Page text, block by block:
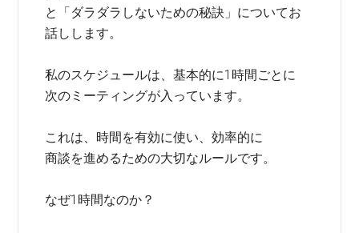
と「ダラダラしないための秘訣」についてお
話しします。
私のスケジュールは、基本的に1時間ごとに
次のミーティングが入っています。
これは、時間を有効に使い、効率的に
商談を進めるための大切なルールです。
なぜ1時間なのか？